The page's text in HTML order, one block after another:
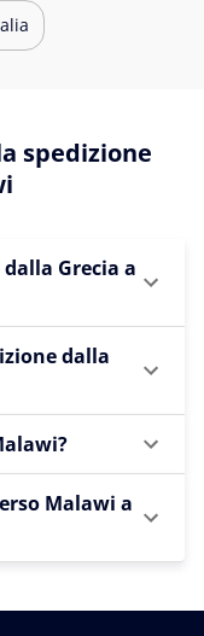
spedizione
Grecia a
dalla
Malawi a